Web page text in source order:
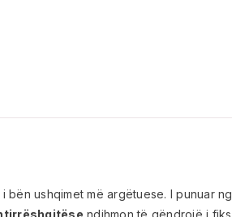
bën ushqimet më argëtuese. I punuar
ndihmon të qëndrojë i